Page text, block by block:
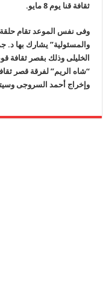
ثقافة قنا يوم 8 مايو.
وفى نفس الموعد تقام حلقة
والمسئولية” يشارك بها د.
الخليلى وذلك بقصر ثقافة
“شاه الريم” لفرقة قصر
وإخراج أحمد السروجى